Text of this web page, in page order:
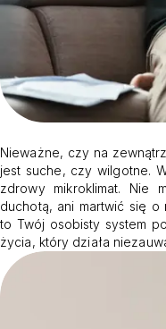
Nieważne, czy na
jest suche, czy wilgotne.
zdrowy mikroklimat. Nie
duchotą, ani martwić się o
to Twój osobisty system
życia, który działa